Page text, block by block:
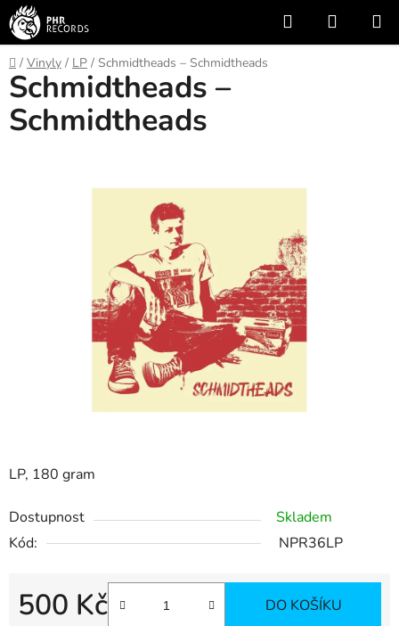
Přejít
na
obsah
Hledat
KOŠÍK
Domů
/ Vinyly / LP / Schmidtheads – Schmidtheads
LP, 180 gram
Dostupnost
Skladem
Kód:
NPR36LP
500 Kč DO KOŠÍKU
Schmidtheads –
Schmidtheads